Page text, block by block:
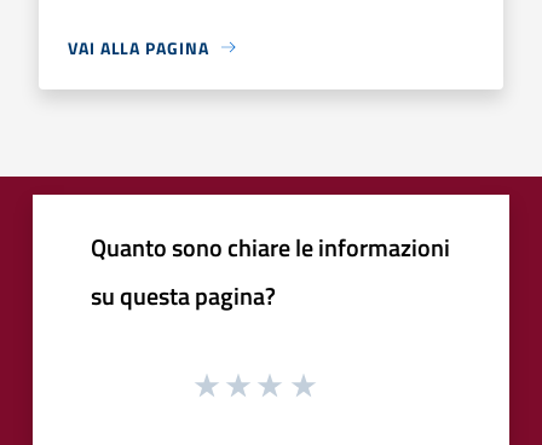
VAI ALLA PAGINA
Quanto sono chiare le informazioni
su questa pagina?